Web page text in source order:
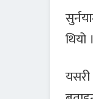
थियो